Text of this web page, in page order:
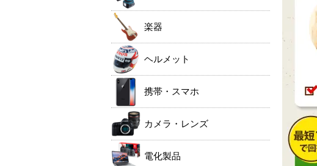
楽器
ヘルメット
携帯・スマホ
カメラ・レンズ
電化製品